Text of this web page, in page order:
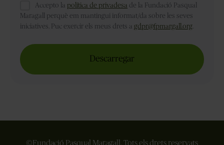
Accepto la política de privadesa de la Fundació Pasqual
Maragall perquè em mantingui informat/da sobre les seves
iniciatives. Puc exercir els meus drets a gdpr@fpmargall.org.
©Fundació Pasqual Maragall. Tots els drets reservats